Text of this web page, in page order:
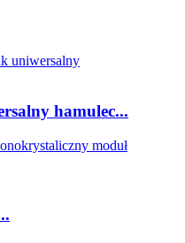
hamulec...